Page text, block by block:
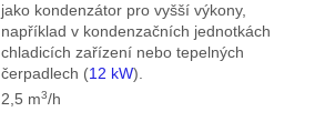
jako kondenzátor pro vyšší výkony,
například v kondenzačních jednotkách
chladicích zařízení nebo tepelných
čerpadlech (12 kW).
2,5 m3/h